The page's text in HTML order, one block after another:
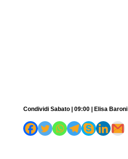
Condividi Sabato | 09:00 | Elisa Baroni